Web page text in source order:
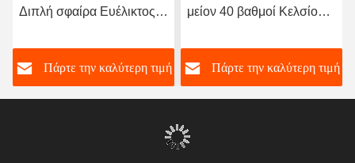
Διπλή σφαίρα Ευέλικτος
από καουτσούκ
σχεδιασμένος με φτερωτά
άκρα που εξασφαλίζουν τη
Πάρτε την καλύτερη τιμή
μείον 40 βαθμοί Κελσίου
Διπλή σφαιρική εύκαμπτη
σύνδεση από καουτσούκ
Μεγάλη διάρκεια ζωής
Πάρτε την καλύτερη τιμή